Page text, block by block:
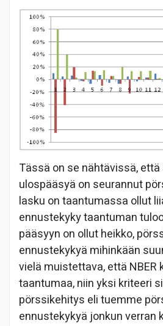
Tässä on se nähtävissä,
ulospääsyä on seurannut
lasku on taantumassa ollut
ennustekyky taantuman
pääsyyn on ollut heikko,
ennustekykyä mihinkään
vielä muistettava, että NBER
taantumaa, niin yksi kriteeri
pörssikehitys eli tuemme
ennustekykyä jonkun verran